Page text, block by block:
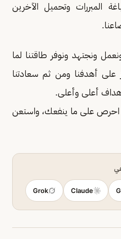
المبررات وتحميل الآخرين
ونجتهد ونوفر طاقتنا لما
على أهدفنا ومن ثم سعادتنا
أعلى وأعلى.
احرص على ما ينفعك، واستعن
Claude
Grok